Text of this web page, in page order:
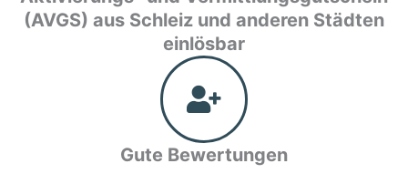
(AVGS) aus Schleiz und anderen Städten
einlösbar
Gute Bewertungen